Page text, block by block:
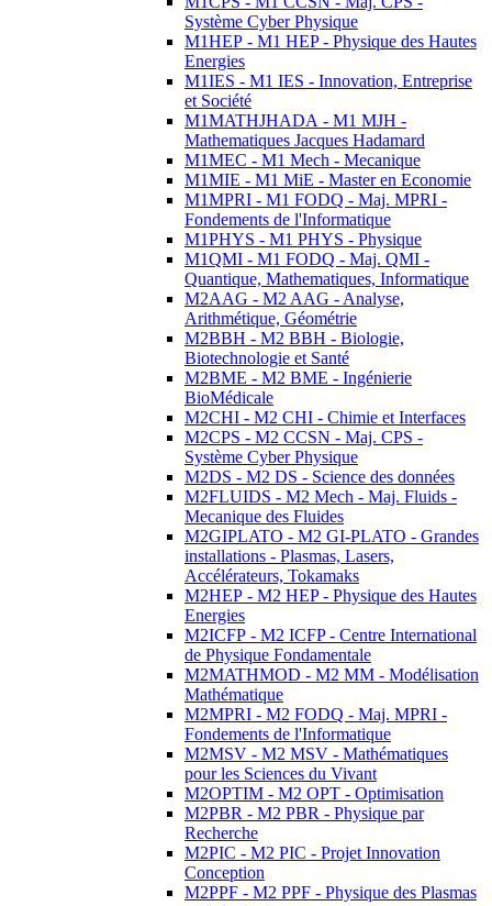
Système Cyber Physique
M1HEP - M1 HEP - Physique des Hautes
Energies
M1IES - M1 IES - Innovation, Entreprise
et Société
M1MATHJHADA - M1 MJH -
Mathematiques Jacques Hadamard
M1MEC - M1 Mech - Mecanique
M1MIE - M1 MiE - Master en Economie
M1MPRI - M1 FODQ - Maj. MPRI -
Fondements de l'Informatique
M1PHYS - M1 PHYS - Physique
M1QMI - M1 FODQ - Maj. QMI -
Quantique, Mathematiques, Informatique
M2AAG - M2 AAG - Analyse,
Arithmétique, Géométrie
M2BBH - M2 BBH - Biologie,
Biotechnologie et Santé
M2BME - M2 BME - Ingénierie
BioMédicale
M2CHI - M2 CHI - Chimie et Interfaces
M2CPS - M2 CCSN - Maj. CPS -
Système Cyber Physique
M2DS - M2 DS - Science des données
M2FLUIDS - M2 Mech - Maj. Fluids -
Mecanique des Fluides
M2GIPLATO - M2 GI-PLATO - Grandes
installations - Plasmas, Lasers,
Accélérateurs, Tokamaks
M2HEP - M2 HEP - Physique des Hautes
Energies
M2ICFP - M2 ICFP - Centre International
de Physique Fondamentale
M2MATHMOD - M2 MM - Modélisation
Mathématique
M2MPRI - M2 FODQ - Maj. MPRI -
Fondements de l'Informatique
M2MSV - M2 MSV - Mathématiques
pour les Sciences du Vivant
M2OPTIM - M2 OPT - Optimisation
M2PBR - M2 PBR - Physique par
Recherche
M2PIC - M2 PIC - Projet Innovation
Conception
M2PPF - M2 PPF - Physique des Plasmas